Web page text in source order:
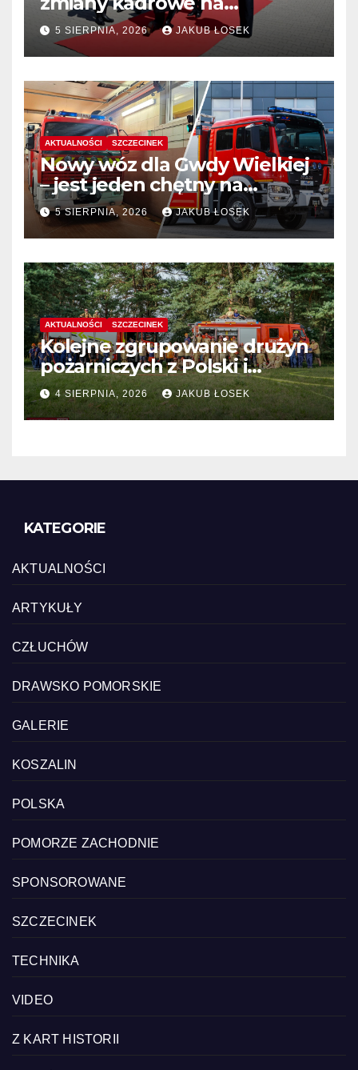
stanowiskach komendantów
5 SIERPNIA, 2026 JAKUB ŁOSEK
AKTUALNOŚCI SZCZECINEK
Nowy wóz dla Gwdy Wielkiej
– jest jeden chętny na
dostawę
5 SIERPNIA, 2026 JAKUB ŁOSEK
AKTUALNOŚCI SZCZECINEK
Kolejne zgrupowanie drużyn
pożarniczych z Polski i
Niemiec w regionie
4 SIERPNIA, 2026 JAKUB ŁOSEK
KATEGORIE
AKTUALNOŚCI
ARTYKUŁY
CZŁUCHÓW
DRAWSKO POMORSKIE
GALERIE
KOSZALIN
POLSKA
POMORZE ZACHODNIE
SPONSOROWANE
SZCZECINEK
TECHNIKA
VIDEO
Z KART HISTORII